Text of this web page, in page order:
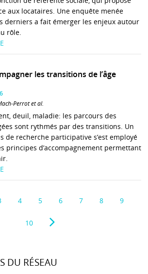
aux locataires. Une enquête menée
derniers a fait émerger les enjeux autour
rôle.
les transitions de l’âge
Perrot et al.
deuil, maladie: les parcours des
sont rythmés par des transitions. Un
de recherche participative s’est employé
principes d’accompagnement permettant
4 5 6 7 8 9
10
DU RÉSEAU